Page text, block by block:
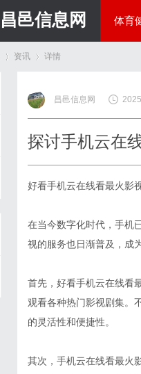
昌邑信息网 体育
资讯
›
详情
昌邑信息网
探讨手机云在
好看手机云在线看最火影
在当今数字化时代，手机
视的服务也日渐普及，成
首先，好看手机云在线看
观看各种热门影视剧集。
的灵活性和便捷性。
其次，手机云在线看最火